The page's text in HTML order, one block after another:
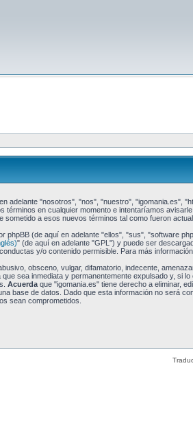
adelante "nosotros", "nos", "nuestro", "igomania.es",
términos en cualquier momento e intentaríamos
sometido a esos nuevos términos tal como fueron
phpBB (de aquí en adelante "ellos", "sus", "software
" (de aquí en adelante "GPL") y puede ser
y/o contenido permisible. Para más
obsceno, vulgar, difamatorio, indecente,
sea inmediata y permanentemente expulsado y, si
Acuerdaque "igomania.es" tiene derecho a eliminar,
base de datos. Dado que esta información no será
sean comprometidos.